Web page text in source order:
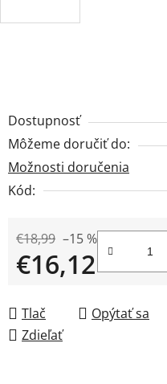
Dostupnosť
Môžeme doručiť do:
Možnosti doručenia
Kód:
€18,99 –15 %
€16,12
Tlač Opýtať sa
Zdieľať